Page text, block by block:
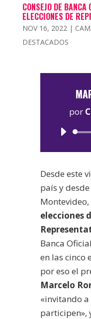
CONSEJO DE
ELECCIONES DE
NOV 16, 2022|
DESTACADOS
por
Desde este
país y
elecciones
Banca
en las cinco
por eso el
Marcelo
«invitando
participen»,